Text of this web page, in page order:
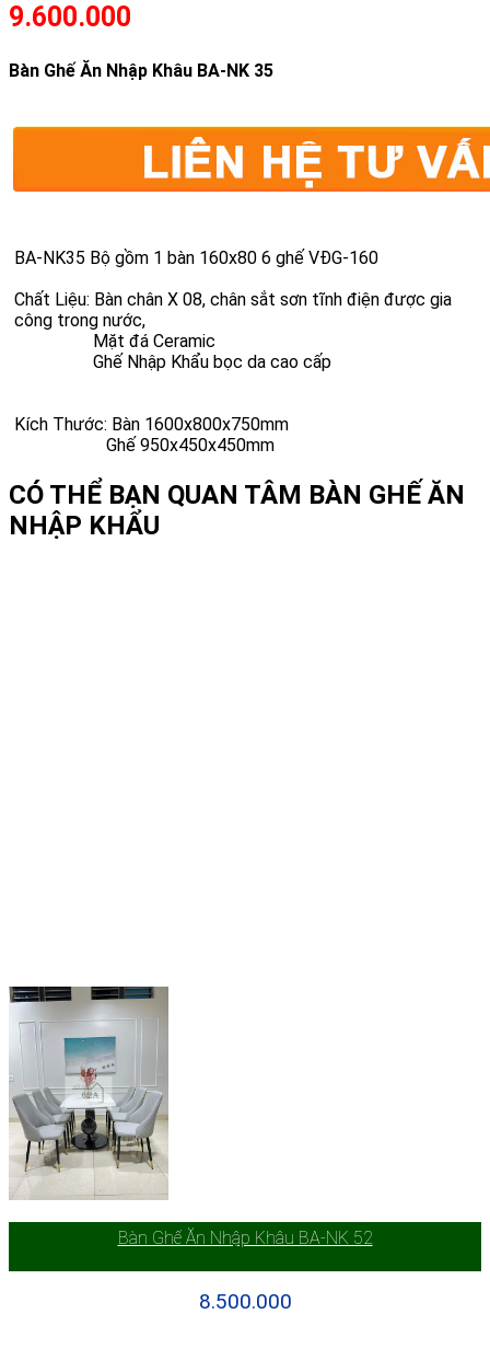
9.600.000
Bàn Ghế Ăn Nhập Khâu BA-NK 35
BA-NK35 Bộ gồm 1 bàn 160x80 6 ghế VĐG-160
Chất Liệu: Bàn chân X 08, chân sắt sơn tĩnh điện được gia
công trong nước,
Mặt đá Ceramic
Ghế Nhập Khẩu bọc da cao cấp
Kích Thước: Bàn 1600x800x750mm
Ghế 950x450x450mm
CÓ THỂ BẠN QUAN TÂM BÀN GHẾ ĂN
NHẬP KHẨU
Bàn Ghế Ăn Nhập Khâu BA-NK 52
8.500.000